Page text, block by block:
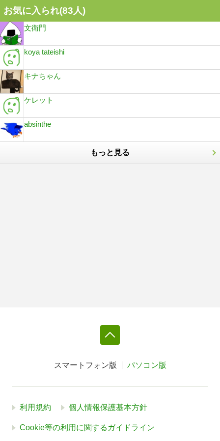
お気に入られ(83人)
文衛門
koya tateishi
キナちゃん
ケレット
absinthe
もっと見る
スマートフォン版 パソコン版
利用規約 個人情報保護基本方針
Cookie等の利用に関するガイドライン